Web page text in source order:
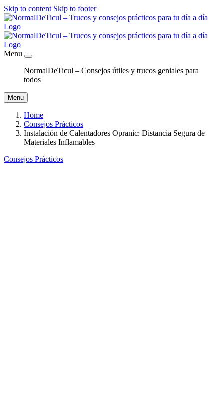
Skip to content Skip to footer
Menu
NormalDeTicul – Consejos útiles y trucos geniales para
todos
Menu
Home
Consejos Prácticos
Instalación de Calentadores Opranic: Distancia Segura de
Materiales Inflamables
Consejos Prácticos